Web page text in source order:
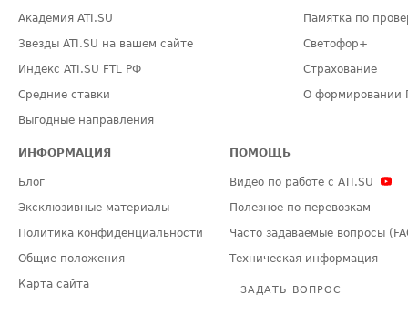
Академия ATI.SU
Звезды ATI.SU на вашем сайте
Индекс ATI.SU FTL РФ
Средние ставки
Выгодные направления
Памятка по
Светофор+
Страхование
О формировании
ИНФОРМАЦИЯ
Блог
Эксклюзивные материалы
Политика конфиденциальности
Общие положения
Карта сайта
ПОМОЩЬ
Видео по работе с ATI.SU
Полезное по перевозкам
Часто задаваемые вопросы
Техническая информация
ЗАДАТЬ ВОПРОС